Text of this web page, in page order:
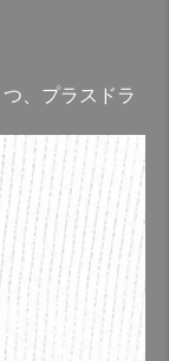
、プラスドラ